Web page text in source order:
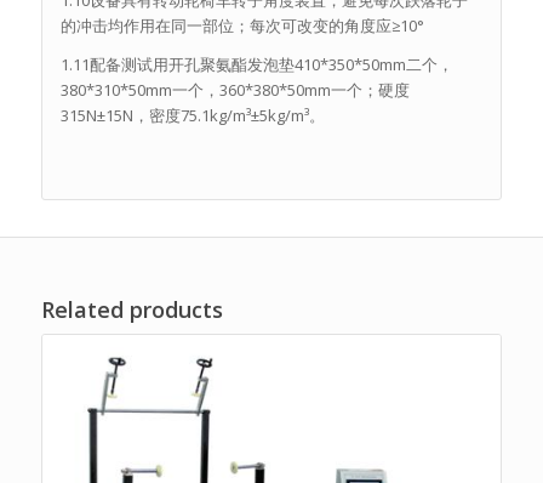
的冲击均作用在同一部位；每次可改变的角度应≥10°
1.11配备测试用开孔聚氨酯发泡垫410*350*50mm二个，
380*310*50mm一个，360*380*50mm一个；硬度
315N±15N，密度75.1kg/m³±5kg/m³。
Related products